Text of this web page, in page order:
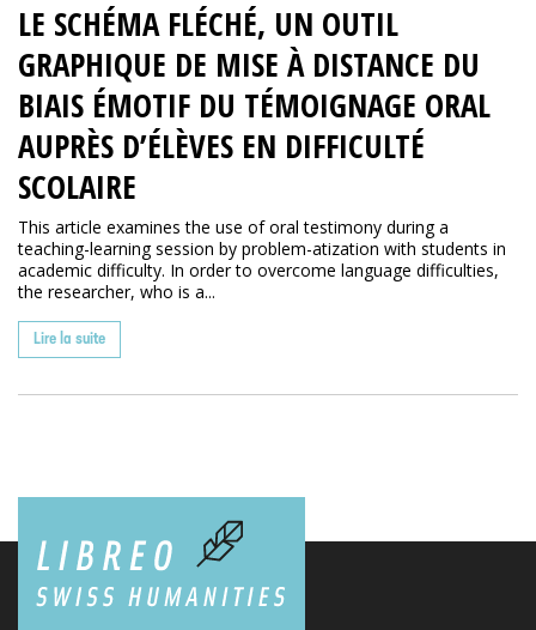
LE SCHÉMA FLÉCHÉ, UN OUTIL
GRAPHIQUE DE MISE À DISTANCE DU
BIAIS ÉMOTIF DU TÉMOIGNAGE ORAL
AUPRÈS D’ÉLÈVES EN DIFFICULTÉ
SCOLAIRE
This article examines the use of oral testimony during a
teaching-learning session by problem-atization with students in
academic difficulty. In order to overcome language difficulties,
the researcher, who is a...
Lire la suite